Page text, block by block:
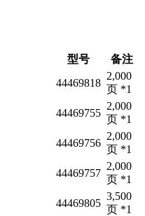
型号
备注
44469818
2,000
页 *1
44469755
2,000
页 *1
44469756
2,000
页 *1
44469757
2,000
页 *1
44469805
3,500
页 *1